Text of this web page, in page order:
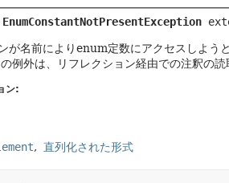
EnumConstantNotPresentException
が名前によりenum定数にアクセスしよう
例外は、リフレクション経由での注釈の読
ン:
直列化された形式